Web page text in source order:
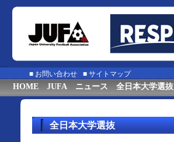
■ お問い合わせ ■ サイトマップ
HOME JUFA ニュース 全日本大学選抜
全日本大学選抜